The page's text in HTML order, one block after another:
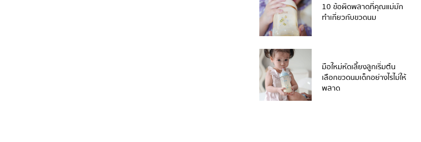
10 ข้อผิดพลาดที่คุณแม่มัก
ทำเกี่ยวกับขวดนม
มือใหม่หัดเลี้ยงลูกเริ่มต้น
เลือกขวดนมเด็กอย่างไรไม่ให้
พลาด